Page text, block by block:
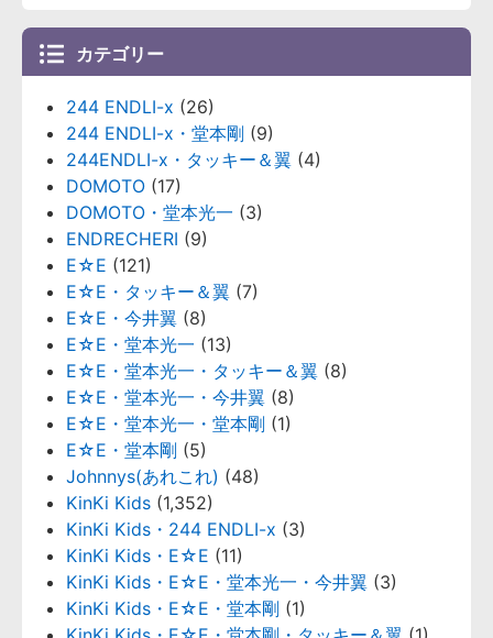
カテゴリー
244 ENDLI-x (26)
244 ENDLI-x・堂本剛 (9)
244ENDLI-x・タッキー＆翼 (4)
DOMOTO (17)
DOMOTO・堂本光一 (3)
ENDRECHERI (9)
E☆E (121)
E☆E・タッキー＆翼 (7)
E☆E・今井翼 (8)
E☆E・堂本光一 (13)
E☆E・堂本光一・タッキー＆翼 (8)
E☆E・堂本光一・今井翼 (8)
E☆E・堂本光一・堂本剛 (1)
E☆E・堂本剛 (5)
Johnnys(あれこれ) (48)
KinKi Kids (1,352)
KinKi Kids・244 ENDLI-x (3)
KinKi Kids・E☆E (11)
KinKi Kids・E☆E・堂本光一・今井翼 (3)
KinKi Kids・E☆E・堂本剛 (1)